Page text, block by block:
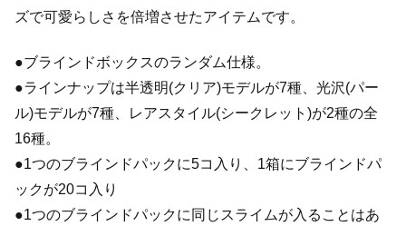
ズで可愛らしさを倍増させたアイテムです。
●ブラインドボックスのランダム仕様。
●ラインナップは半透明(クリア)モデルが7種、光沢(パー
ル)モデルが7種、レアスタ​​イル(シークレット)が2種の全
16種。
●1つのブラインドパックに5コ入り、1箱にブラインドパ
ックが20コ入り
●1つのブラインドパックに同じスライムが入ることはあ